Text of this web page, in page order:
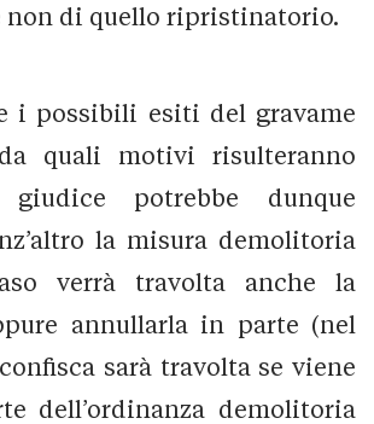
non di quello ripristinatorio.
i possibili esiti del gravame
quali motivi risulteranno
potrebbe dunque
la misura demolitoria
verrà travolta anche la
annullarla in parte (nel
sarà travolta se viene
dell’ordinanza demolitoria